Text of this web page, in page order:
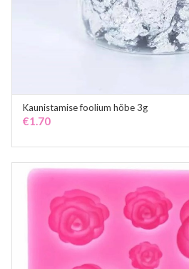
ADD TO CART
Kaunistamise foolium hõbe 3g
€1.70